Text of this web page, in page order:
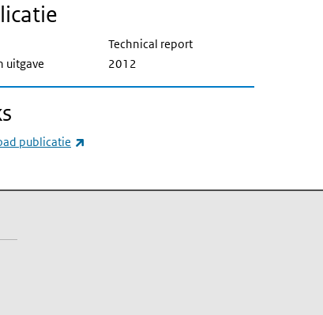
Technical report
uitgave
2012
publicatie